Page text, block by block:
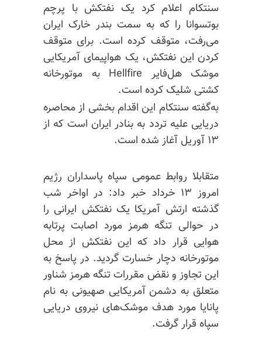
سنتکام اعلام کرد یک نفتکش با پرچم
بوتسوانا را که به سمت بندر خارک ایران
می‌رفت، متوقف کرده است. برای متوقف
کردن این نفتکش، یک هواپیمای آمریکایی
موشک هل‌فایر Hellfire به موتورخانه
کشتی شلیک کرده است.
به‌گفته سنتکام این اقدام بخشی از محاصره
دریایی علیه تردد به بنادر ایران است که از
۱۳ آوریل آغاز شده است.
متقابلا روابط عمومی سپاه پاسداران رژیم
امروز ۱۳ خرداد خبر داد: در اواخر شب
گذشته ارتش آمریکا یک نفتکش ایرانی را
در حوالی تنگه هرمز مورد اصابت پرتابه
هوایی قرار داد که این نفتکش از محل
موتورخانه دچار خسارت گردید. در پاسخ به
این تجاوز و نقض مقررات تنگه هرمز شناور
متعلق به دشمن آمریکایی صهیونی به نام
پانایا مورد هدف موشک‌های نیروی دریایی
سپاه قرار گرفت.